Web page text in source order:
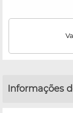
Informações